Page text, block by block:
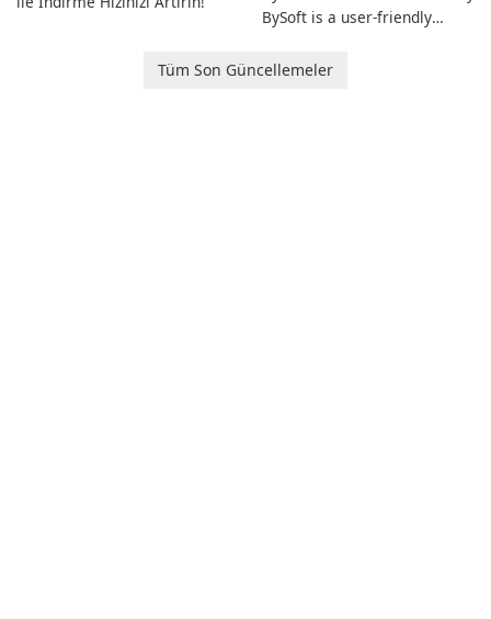
BySoft is a user-friendly
designed to help you
Tüm Son Güncellemeler